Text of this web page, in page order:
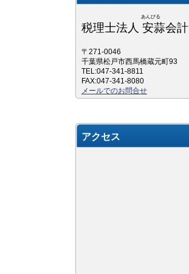
あんびる
税理士法人 安蒜会計
〒271-0046
千葉県松戸市西馬橋蔵元町93
TEL:047-341-8811
FAX:047-341-8080
メールでのお問合せ
アクセス